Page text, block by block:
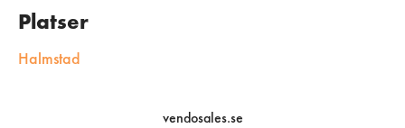
Platser
Halmstad
vendosales.se